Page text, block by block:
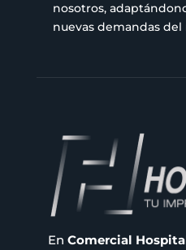
nosotros,
nuevas demandas del
En Comercial